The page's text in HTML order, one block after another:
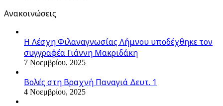
Ανακοινώσεις
Η Λέσχη Φιλαναγνωσίας Λήμνου υποδέχθηκε τον
συγγραφέα Γιάννη Μακριδάκη
7 Νοεμβρίου, 2025
Βολές στη Βραχνή Παναγιά Δευτ. 1
4 Νοεμβρίου, 2025